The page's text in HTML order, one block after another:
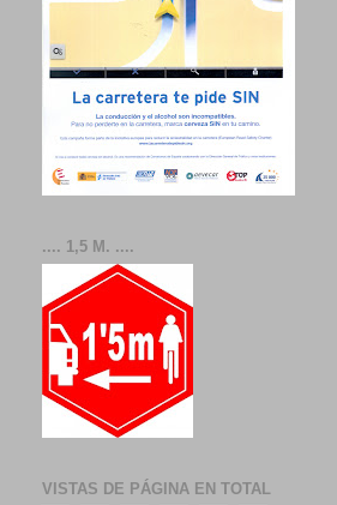
.... 1,5 M. ....
VISTAS DE PÁGINA EN TOTAL